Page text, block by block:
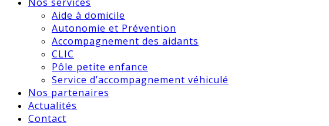
Aide à domicile
Autonomie et Prévention
Accompagnement des aidants
CLIC
Pôle petite enfance
Service d’accompagnement véhiculé
Nos partenaires
Actualités
Contact